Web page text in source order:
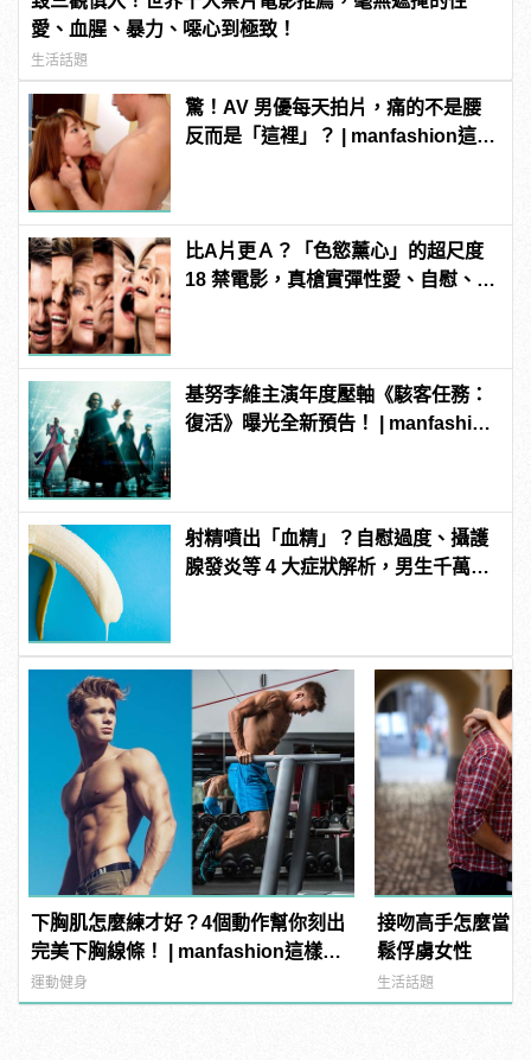
愛、血腥、暴力、噁心到極致！
生活話題
驚！AV 男優每天拍片，痛的不是腰
反而是「這裡」？ | manfashion這樣
比A片更Ａ？「色慾薰心」的超尺度
18 禁電影，真槍實彈性愛、自慰、
基努李維主演年度壓軸《駭客任務：
復活》曝光全新預告！ | manfashion
射精噴出「血精」？自慰過度、攝護
腺發炎等 4 大症狀解析，男生千萬要
下胸肌怎麼練才好？4個動作幫你刻出
完美下胸線條！ | manfashion這樣變
型男
運動健身
接吻高手怎麼當
鬆俘虜女性
生活話題